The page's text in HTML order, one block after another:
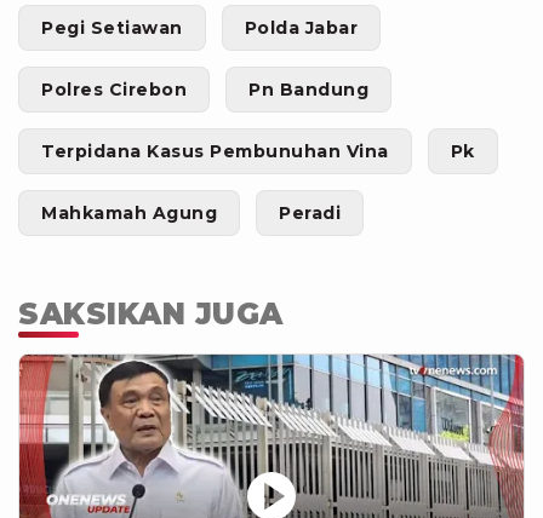
Pegi Setiawan Polda Jabar
Polres Cirebon Pn Bandung
Terpidana Kasus Pembunuhan Vina Pk
Mahkamah Agung Peradi
SAKSIKAN JUGA